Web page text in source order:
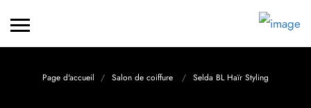
Page d'accueil Salon de coiffure Selda BL Haïr Styling